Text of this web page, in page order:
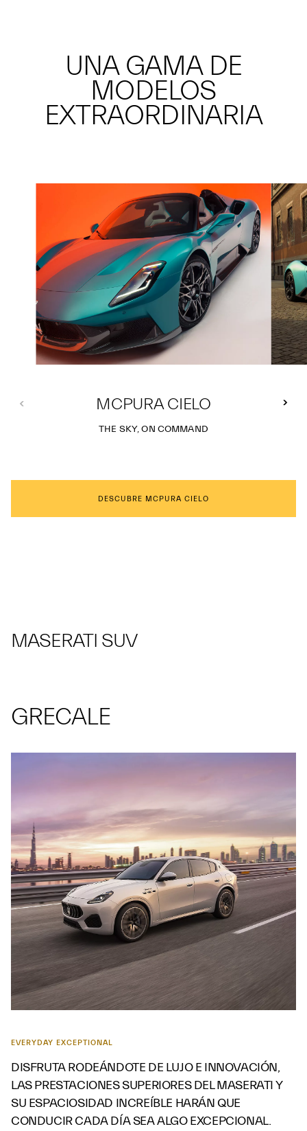
UNA GAMA DE
MODELOS
EXTRAORDINARIA
MCPURA CIELO
THE SKY, ON COMMAND
DESCUBRE MCPURA CIELO
MASERATI SUV
GRECALE
EVERYDAY EXCEPTIONAL
DISFRUTA RODEÁNDOTE DE LUJO E INNOVACIÓN,
LAS PRESTACIONES SUPERIORES DEL MASERATI Y
SU ESPACIOSIDAD INCREÍBLE HARÁN QUE
CONDUCIR CADA DÍA SEA ALGO EXCEPCIONAL.